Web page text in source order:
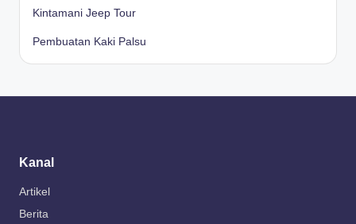
Kintamani Jeep Tour
Pembuatan Kaki Palsu
Kanal
Artikel
Berita